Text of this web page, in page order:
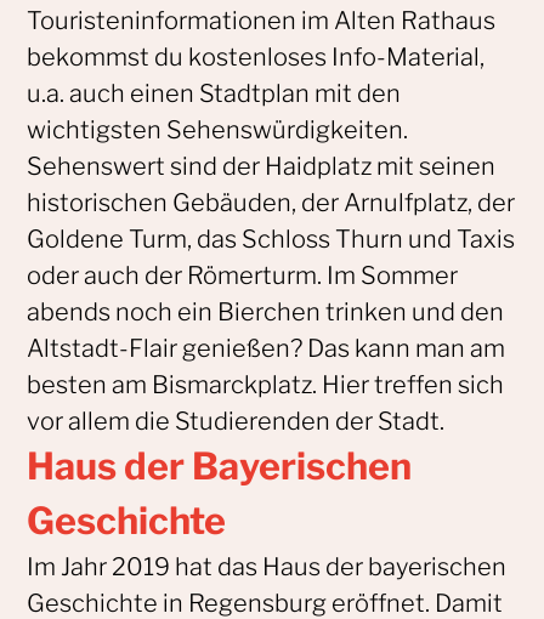
Touristeninformationen im Alten Rathaus
bekommst du kostenloses Info-Material,
u.a. auch einen Stadtplan mit den
wichtigsten Sehenswürdigkeiten.
Sehenswert sind der Haidplatz mit seinen
historischen Gebäuden, der Arnulfplatz, der
Goldene Turm, das Schloss Thurn und Taxis
oder auch der Römerturm. Im Sommer
abends noch ein Bierchen trinken und den
Altstadt-Flair genießen? Das kann man am
besten am Bismarckplatz. Hier treffen sich
vor allem die Studierenden der Stadt.
Haus der Bayerischen
Geschichte
Im Jahr 2019 hat das Haus der bayerischen
Geschichte in Regensburg eröffnet. Damit